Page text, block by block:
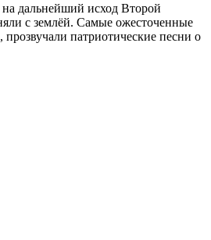
дальнейший исход Второй
с землёй. Самые ожесточенные
патриотические песни о